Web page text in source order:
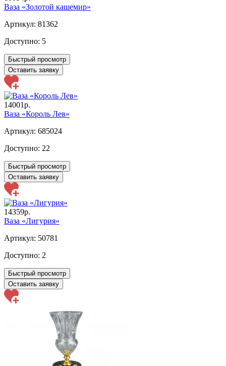
Ваза «Золотой кашемир»
Артикул: 81362
Доступно: 5
Быстрый просмотр
Оставить заявку
14001р.
Ваза «Король Лев»
Артикул: 685024
Доступно: 22
Быстрый просмотр
Оставить заявку
14359р.
Ваза «Лигурия»
Артикул: 50781
Доступно: 2
Быстрый просмотр
Оставить заявку